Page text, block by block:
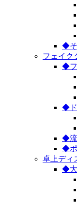
◆そ
フェイク
◆フ
◆ド
◆
◆ポ
卓上ディ
◆大